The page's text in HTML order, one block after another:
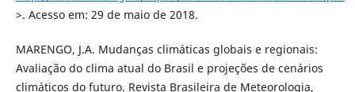
>. Acesso em: 29 de maio de 2018.
MARENGO, J.A. Mudanças climáticas globais e regionais:
Avaliação do clima atual do Brasil e projeções de cenários
climáticos do futuro. Revista Brasileira de Meteorologia,